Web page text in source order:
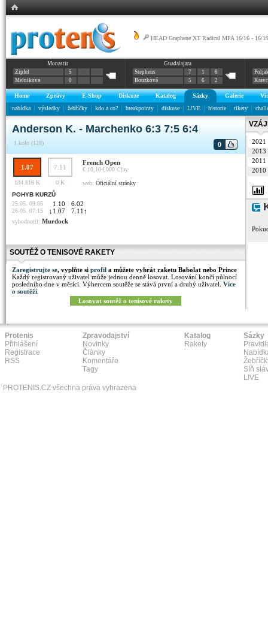
HEAD Graphene XT Radical MPA 16/16 - 16/19
Monastir
Zipfel
5
Melnikova
0
Guadalajara
Stephens
7 1
6
Bouzková
5 6 2
Home Zprávy E-Shop Diskuze Katalog Sázky Galerie
nabídka
výsledky žebříčky kdo a co? breakpointy diskuse L!VE historie tikety
Anderson K. - Marchenko 6:3 7:5 6:4
1.kolo (128) 0
1.07 7.11
French Open
€ 10,104,000 Clay
134.816 K
0 K web: Oficiální stránky
POHYB KURZŮ
25.05. 09:05
1.10 6.02
26.05. 07:15 ↓ 1.07 7.11 ↑
vyhodnotil: Murdock
SOUTĚŽ O TENISOVÉ RAKETY
Zaregistrujte se, vyplňte si profil a můžete vyhrát raketu Babolat nebo Prince
Každý registrovaný uživatel může jednou denně losovat. Losování končí půlnocí
posledního dne v měsíci. Výhercem soutěže se stává první a druhý uživatel. Více
o soutěži
Losovat soutěž o tenisové rakety
2021
2013
2011
2010
Protenis
Přihlášení
Registrace
RSS
Zpravodajství
Novinky
Články
Komentáře
Tagy
Katalog
Rakety
Sázky
Síň
L!VE
PROTENIS.CZ všechna práva vyhrazena